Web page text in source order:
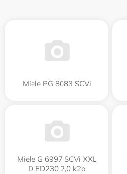
Miele PG 8083 SCVi
Miele G 6997 SCVi XXL
D ED230 2,0 k2o